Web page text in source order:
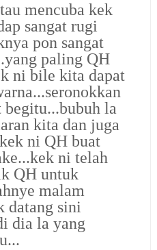
mencuba kek
sangat rugi
pon sangat
paling QH
ni bile kita dapat
begitu...bubuh la
kita dan juga
ni QH buat
ni telah
QH untuk
malam
datang sini
dia la yang